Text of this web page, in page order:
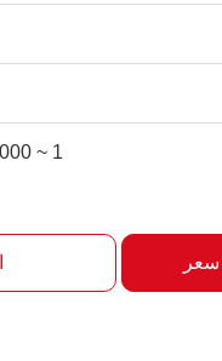
1 ~ 5000 قطعة 30 يوما